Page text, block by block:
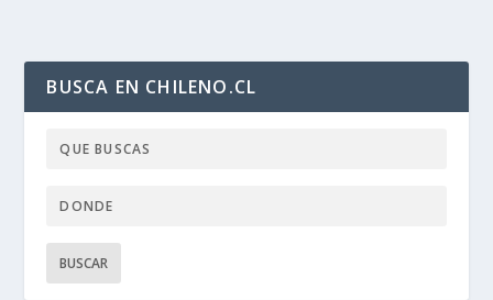
BUSCA EN CHILENO.CL